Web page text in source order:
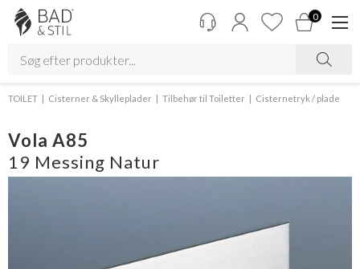
0
TOILET Cisterner & Skylleplader Tilbehør til Toiletter Cisternetryk / plade
Vola A85
19 Messing Natur